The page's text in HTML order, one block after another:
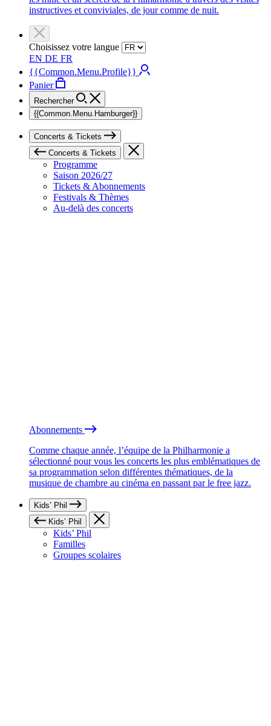
instructives et conviviales, de jour comme de nuit.
Choisissez votre langue
EN DE FR
{{Common.Menu.Profile}}
Panier
Rechercher
{{Common.Menu.Hamburger}}
Concerts & Tickets
Concerts & Tickets
Programme
Saison 2026/27
Tickets & Abonnements
Festivals & Thèmes
Au-delà des concerts
Abonnements
Comme chaque année, l’équipe de la Philharmonie a
sélectionné pour vous les concerts les plus emblématiques de
sa programmation selon différentes thématiques, de la
musique de chambre au cinéma en passant par le free jazz.
Kids’ Phil
Kids’ Phil
Kids’ Phil
Familles
Groupes scolaires